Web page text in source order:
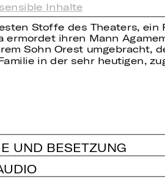
Inhalte
Stoffe des Theaters, ein
ermordet ihren Mann
Sohn Orest umgebracht,
in der sehr heutigen,
UND BESETZUNG